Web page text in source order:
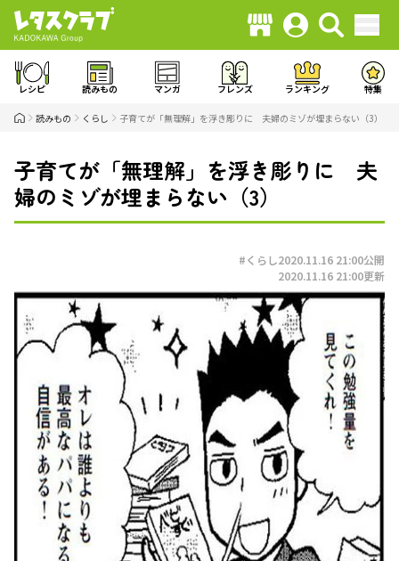
レシピ 読みもの マンガ フレンズ ランキング 特集
読みもの くらし 子育てが「無理解」を浮き彫りに 夫婦のミゾが埋まらない（3）
子育てが「無理解」を浮き彫りに 夫
婦のミゾが埋まらない（3）
#くらし2020.11.16 21:00公開
2020.11.16 21:00更新